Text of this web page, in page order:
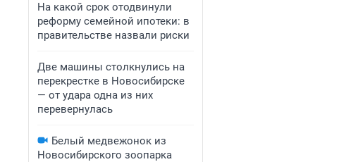
На какой срок отодвинули
реформу семейной ипотеки: в
правительстве назвали риски
Две машины столкнулись на
перекрестке в Новосибирске
— от удара одна из них
перевернулась
Белый медвежонок из
Новосибирского зоопарка